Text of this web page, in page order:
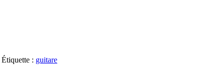
Étiquette : guitare